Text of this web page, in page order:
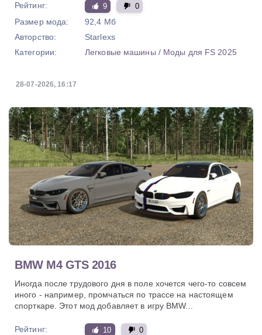
Рейтинг: 9 0
Размер мода:
92,4 Мб
Авторство:
Starlexs
Категории:
Легковые машины / Моды для FS 2025
28-07-2026, 16:17
BMW M4 GTS 2016
Иногда после трудового дня в поле хочется чего-то совсем
иного - например, промчаться по трассе на настоящем
спорткаре. Этот мод добавляет в игру BMW...
Рейтинг: 10 0